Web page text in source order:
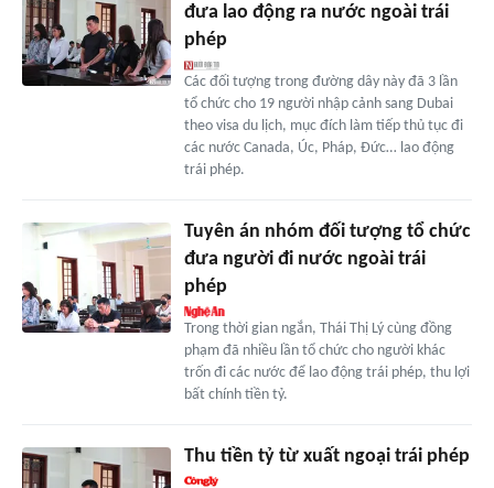
đưa lao động ra nước ngoài trái
phép
Các đối tượng trong đường dây này đã 3 lần
tổ chức cho 19 người nhập cảnh sang Dubai
theo visa du lịch, mục đích làm tiếp thủ tục đi
các nước Canada, Úc, Pháp, Đức… lao động
trái phép.
Tuyên án nhóm đối tượng tổ chức
đưa người đi nước ngoài trái
phép
Trong thời gian ngắn, Thái Thị Lý cùng đồng
phạm đã nhiều lần tổ chức cho người khác
trốn đi các nước để lao động trái phép, thu lợi
bất chính tiền tỷ.
Thu tiền tỷ từ xuất ngoại trái phép